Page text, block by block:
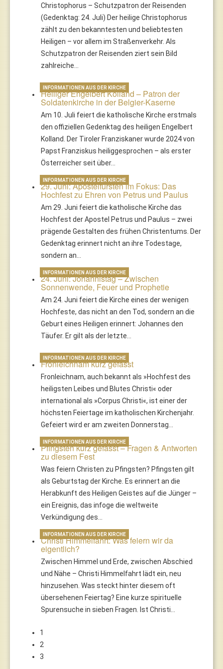
Christophorus – Schutzpatron der Reisenden
(Gedenktag: 24. Juli) Der heilige Christophorus
zählt zu den bekanntesten und beliebtesten
Heiligen – vor allem im Straßenverkehr. Als
Schutzpatron der Reisenden ziert sein Bild
zahlreiche…
Heiliger Engelbert Kolland – Patron der
Soldatenkirche in der Belgier-Kaserne
Am 10. Juli feiert die katholische Kirche erstmals
den offiziellen Gedenktag des heiligen Engelbert
Kolland. Der Tiroler Franziskaner wurde 2024 von
Papst Franziskus heiliggesprochen – als erster
Österreicher seit über…
INFORMATIONEN AUS DER KIRCHE
29. Juni: Apostelfürsten im Fokus: Das
Hochfest zu Ehren von Petrus und Paulus
Am 29. Juni feiert die katholische Kirche das
Hochfest der Apostel Petrus und Paulus – zwei
prägende Gestalten des frühen Christentums. Der
Gedenktag erinnert nicht an ihre Todestage,
sondern an…
INFORMATIONEN AUS DER KIRCHE
24. Juni: Johannistag – Zwischen
Sonnenwende, Feuer und Prophetie
Am 24. Juni feiert die Kirche eines der wenigen
Hochfeste, das nicht an den Tod, sondern an die
Geburt eines Heiligen erinnert: Johannes den
Täufer. Er gilt als der letzte…
INFORMATIONEN AUS DER KIRCHE
Fronleichnam kurz gefasst
Fronleichnam, auch bekannt als »Hochfest des
heiligsten Leibes und Blutes Christi« oder
international als »Corpus Christi«, ist einer der
höchsten Feiertage im katholischen Kirchenjahr.
Gefeiert wird er am zweiten Donnerstag…
INFORMATIONEN AUS DER KIRCHE
Pfingsten kurz gefasst – Fragen & Antworten
zu diesem Fest
Was feiern Christen zu Pfingsten? Pfingsten gilt
als Geburtstag der Kirche. Es erinnert an die
Herabkunft des Heiligen Geistes auf die Jünger –
ein Ereignis, das infoge die weltweite
Verkündigung des…
INFORMATIONEN AUS DER KIRCHE
Christi Himmelfahrt: Was feiern wir da
eigentlich?
Zwischen Himmel und Erde, zwischen Abschied
und Nähe – Christi Himmelfahrt lädt ein, neu
hinzusehen. Was steckt hinter diesem oft
übersehenen Feiertag? Eine kurze spirituelle
Spurensuche in sieben Fragen. Ist Christi…
INFORMATIONEN AUS DER KIRCHE
1
2
3